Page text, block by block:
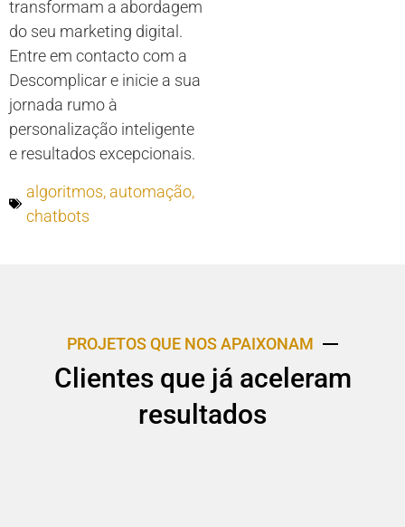
transformam a abordagem
do seu marketing digital.
Entre em contacto com a
Descomplicar e inicie a sua
jornada rumo à
personalização inteligente
e resultados excepcionais.
algoritmos, automação,
chatbots
PROJETOS QUE NOS APAIXONAM
Clientes que já aceleram
resultados